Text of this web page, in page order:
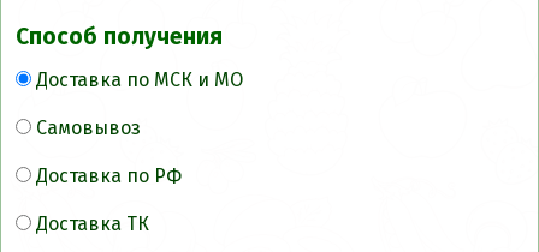
Способ получения
Доставка по МСК и МО
Самовывоз
Доставка по РФ
Доставка ТК